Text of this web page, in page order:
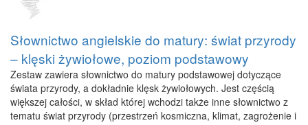
Słownictwo angielskie do matury: świat przyrody
– klęski żywiołowe, poziom podstawowy
Zestaw zawiera słownictwo do matury podstawowej dotyczące
świata przyrody, a dokładnie klęsk żywiołowych. Jest częścią
większej całości, w skład której wchodzi także inne słownictwo z
tematu świat przyrody (przestrzeń kosmiczna, klimat, zagrożenie i